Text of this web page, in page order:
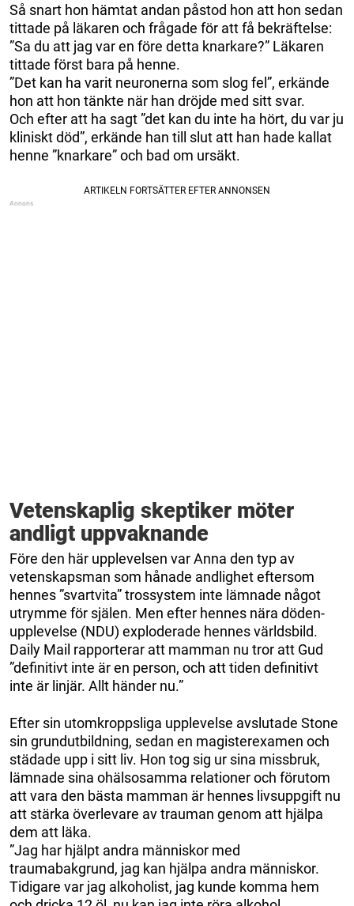
Så snart hon hämtat andan påstod hon att hon sedan
tittade på läkaren och frågade för att få bekräftelse:
”Sa du att jag var en före detta knarkare?” Läkaren
tittade först bara på henne.
”Det kan ha varit neuronerna som slog fel”, erkände
hon att hon tänkte när han dröjde med sitt svar.
Och efter att ha sagt ”det kan du inte ha hört, du var ju
kliniskt död”, erkände han till slut att han hade kallat
henne ”knarkare” och bad om ursäkt.
Vetenskaplig skeptiker möter
andligt uppvaknande
Före den här upplevelsen var Anna den typ av
vetenskapsman som hånade andlighet eftersom
hennes ”svartvita” trossystem inte lämnade något
utrymme för själen. Men efter hennes nära döden-
upplevelse (NDU) exploderade hennes världsbild.
Daily Mail rapporterar att mamman nu tror att Gud
”definitivt inte är en person, och att tiden definitivt
inte är linjär. Allt händer nu.”
Efter sin utomkroppsliga upplevelse avslutade Stone
sin grundutbildning, sedan en magisterexamen och
städade upp i sitt liv. Hon tog sig ur sina missbruk,
lämnade sina ohälsosamma relationer och förutom
att vara den bästa mamman är hennes livsuppgift nu
att stärka överlevare av trauman genom att hjälpa
dem att läka.
”Jag har hjälpt andra människor med
traumabakgrund, jag kan hjälpa andra människor.
Tidigare var jag alkoholist, jag kunde komma hem